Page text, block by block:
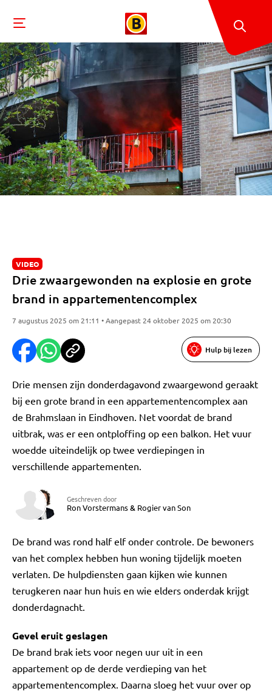
VIDEO
Drie zwaargewonden na explosie en grote
brand in appartementencomplex
7 augustus 2025 om 21:11 • Aangepast 24 oktober 2025 om 20:30
Hulp bij lezen
Drie mensen zijn donderdagavond zwaargewond geraakt
bij een grote brand in een appartementencomplex aan
de Brahmslaan in Eindhoven. Net voordat de brand
uitbrak, was er een ontploffing op een balkon. Het vuur
woedde uiteindelijk op twee verdiepingen in
verschillende appartementen.
Geschreven door
Ron Vorstermans& Rogier van Son
De brand was rond half elf onder controle. De bewoners
van het complex hebben hun woning tijdelijk moeten
verlaten. De hulpdiensten gaan kijken wie kunnen
terugkeren naar hun huis en wie elders onderdak krijgt
donderdagnacht.
Gevel eruit geslagen
De brand brak iets voor negen uur uit in een
appartement op de derde verdieping van het
appartementencomplex. Daarna sloeg het vuur over op